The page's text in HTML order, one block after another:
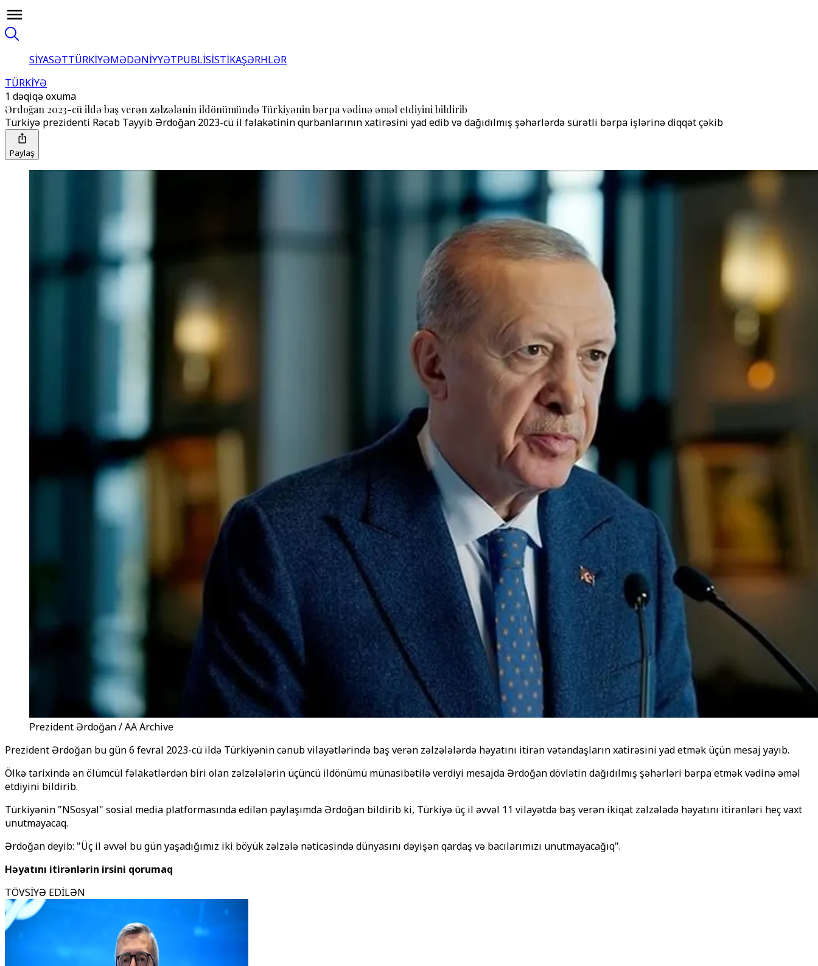
SİYASƏTTÜRKİYƏMƏDƏNİYYƏTPUBLİSİSTİKAŞƏRHLƏR
TÜRKİYƏ
1 dəqiqə oxuma
Ərdoğan 2023-cü ildə baş verən zəlzələnin ildönümündə Türkiyənin bərpa vədinə əməl etdiyini bildirib
Türkiyə prezidenti Rəcəb Tayyib Ərdoğan 2023-cü il fəlakətinin qurbanlarının xatirəsini yad edib və dağıdılmış şəhərlərdə sürətli bərpa işlərinə diqqət çəkib
Paylaş
Prezident Ərdoğan / AA Archive
Prezident Ərdoğan bu gün 6 fevral 2023-cü ildə Türkiyənin cənub vilayətlərində baş verən zəlzələlərdə həyatını itirən vətəndaşların xatirəsini yad etmək üçün mesaj yayıb.
Ölkə tarixində ən ölümcül fəlakətlərdən biri olan zəlzələlərin üçüncü ildönümü münasibətilə verdiyi mesajda Ərdoğan dövlətin dağıdılmış şəhərləri bərpa etmək vədinə əməl
etdiyini bildirib.
Türkiyənin "NSosyal" sosial media platformasında edilən paylaşımda Ərdoğan bildirib ki, Türkiyə üç il əvvəl 11 vilayətdə baş verən ikiqat zəlzələdə həyatını itirənləri heç vaxt
unutmayacaq.
Ərdoğan deyib: "Üç il əvvəl bu gün yaşadığımız iki böyük zəlzələ nəticəsində dünyasını dəyişən qardaş və bacılarımızı unutmayacağıq".
Həyatını itirənlərin irsini qorumaq
TÖVSİYƏ EDİLƏN